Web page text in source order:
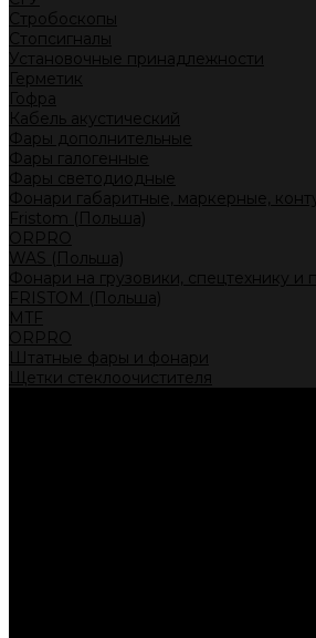
Стробоскопы
Стопсигналы
Установочные принадлежности
Герметик
Гофра
Кабель акустический
Фары дополнительные
Фары галогенные
Фары светодиодные
Фонари габаритные, маркерные,
Fristom (Польша)
ORPRO
WAS (Польша)
Фонари на грузовики, спецтехнику и
FRISTOM (Польша)
MTF
ORPRO
Штатные фары и фонари
Щетки стеклоочистителя